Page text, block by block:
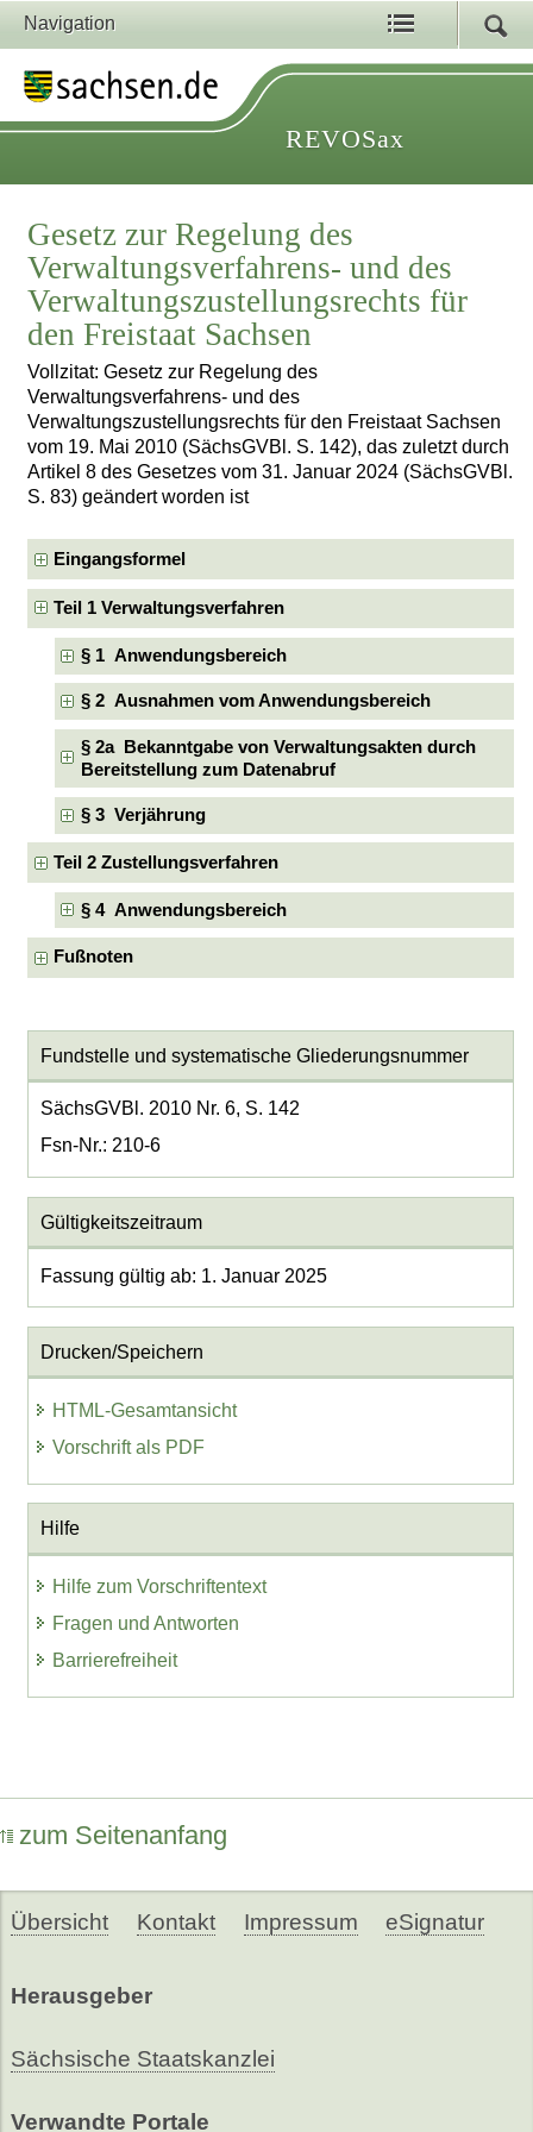
Navigation
REVOSax
Gesetz zur Regelung des
Verwaltungsverfahrens- und des
Verwaltungszustellungsrechts für
den Freistaat Sachsen
Vollzitat: Gesetz zur Regelung des
Verwaltungsverfahrens- und des
Verwaltungszustellungsrechts für den Freistaat Sachsen
vom 19. Mai 2010 (SächsGVBl. S. 142), das zuletzt durch
Artikel 8 des Gesetzes vom 31. Januar 2024 (SächsGVBl.
S. 83) geändert worden ist
Eingangsformel
Teil 1 Verwaltungsverfahren
§ 1 Anwendungsbereich
§ 2 Ausnahmen vom Anwendungsbereich
§ 2a Bekanntgabe von Verwaltungsakten durch
Bereitstellung zum Datenabruf
§ 3 Verjährung
Teil 2 Zustellungsverfahren
§ 4 Anwendungsbereich
Fußnoten
Fundstelle und systematische Gliederungsnummer
SächsGVBl. 2010 Nr. 6, S. 142
Fsn-Nr.: 210-6
Gültigkeitszeitraum
Fassung gültig ab: 1. Januar 2025
Drucken/Speichern
HTML-Gesamtansicht
Vorschrift als PDF
Hilfe
Hilfe zum Vorschriftentext
Fragen und Antworten
Barrierefreiheit
zum Seitenanfang
Übersicht Kontakt Impressum eSignatur
Herausgeber
Sächsische Staatskanzlei
Verwandte Portale